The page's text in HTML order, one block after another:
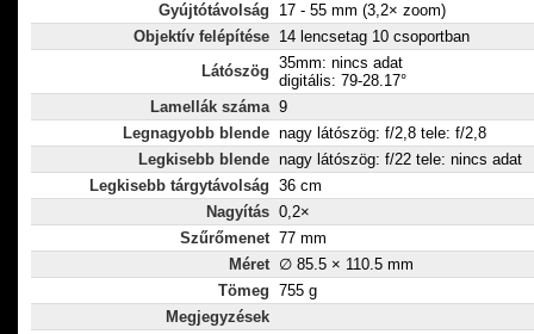
Gyújtótávolság
17 - 55 mm (3,2× zoom)
Objektív felépítése 14 lencsetag 10 csoportban
Látószög 35mm: nincs adat
digitális: 79-28.17°
Lamellák száma 9
Legnagyobb blende nagy látószög: f/2,8 tele: f/2,8
Legkisebb blende nagy látószög: f/22 tele: nincs adat
Legkisebb tárgytávolság 36 cm
Nagyítás 0,2×
Szűrőmenet 77 mm
Méret ∅ 85.5 × 110.5 mm
Tömeg 755 g
Megjegyzések